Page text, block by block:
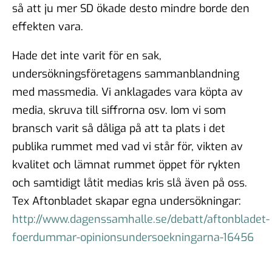
så att ju mer SD ökade desto mindre borde den
effekten vara.
Hade det inte varit för en sak,
undersökningsföretagens sammanblandning
med massmedia. Vi anklagades vara köpta av
media, skruva till siffrorna osv. Iom vi som
bransch varit så dåliga på att ta plats i det
publika rummet med vad vi står för, vikten av
kvalitet och lämnat rummet öppet för rykten
och samtidigt låtit medias kris slå även på oss.
Tex Aftonbladet skapar egna undersökningar:
http://www.dagenssamhalle.se/debatt/aftonbladet-
foerdummar-opinionsundersoekningarna-16456